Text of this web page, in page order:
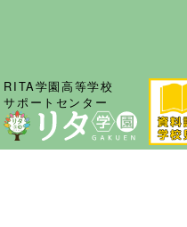
RITA学園高等学校
サポートセンター